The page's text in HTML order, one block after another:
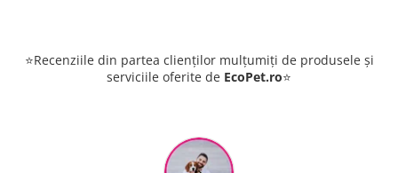
⭐Recenziile din partea clienților mulțumiți de produsele și
serviciile oferite de EcoPet.ro⭐